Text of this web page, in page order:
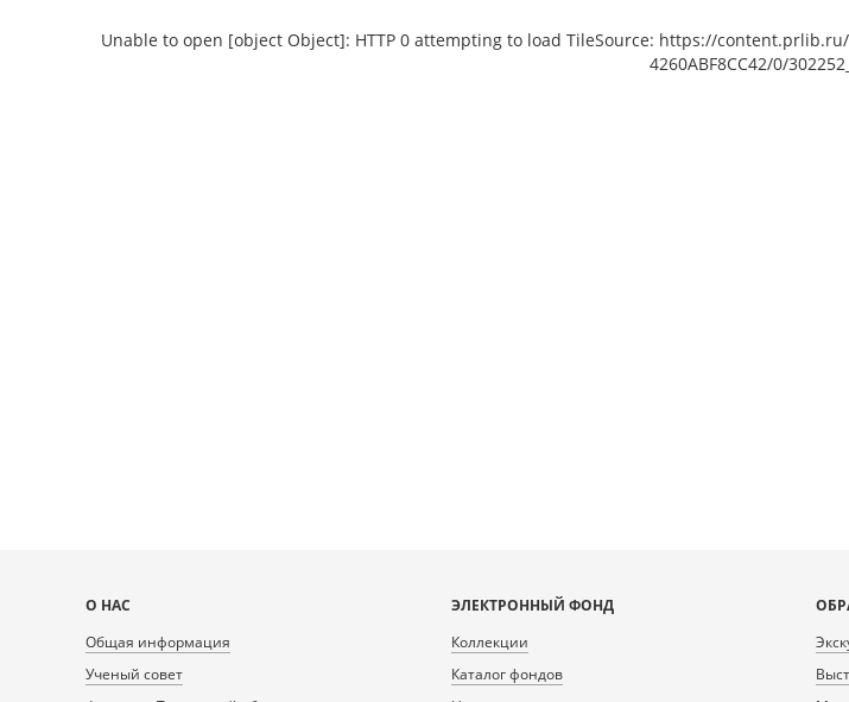
Unable to open [object Object]: HTTP 0 attempting to load TileSource: https://
4260ABF8CC42/0/
Карта
сайта
О НАС
Общая информация
Ученый совет
ЭЛЕКТРОННЫЙ ФОНД
Коллекции
Каталог фондов